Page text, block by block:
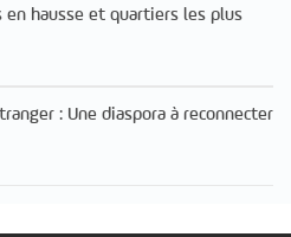
en hausse et quartiers les plus
: Une diaspora à reconnecter